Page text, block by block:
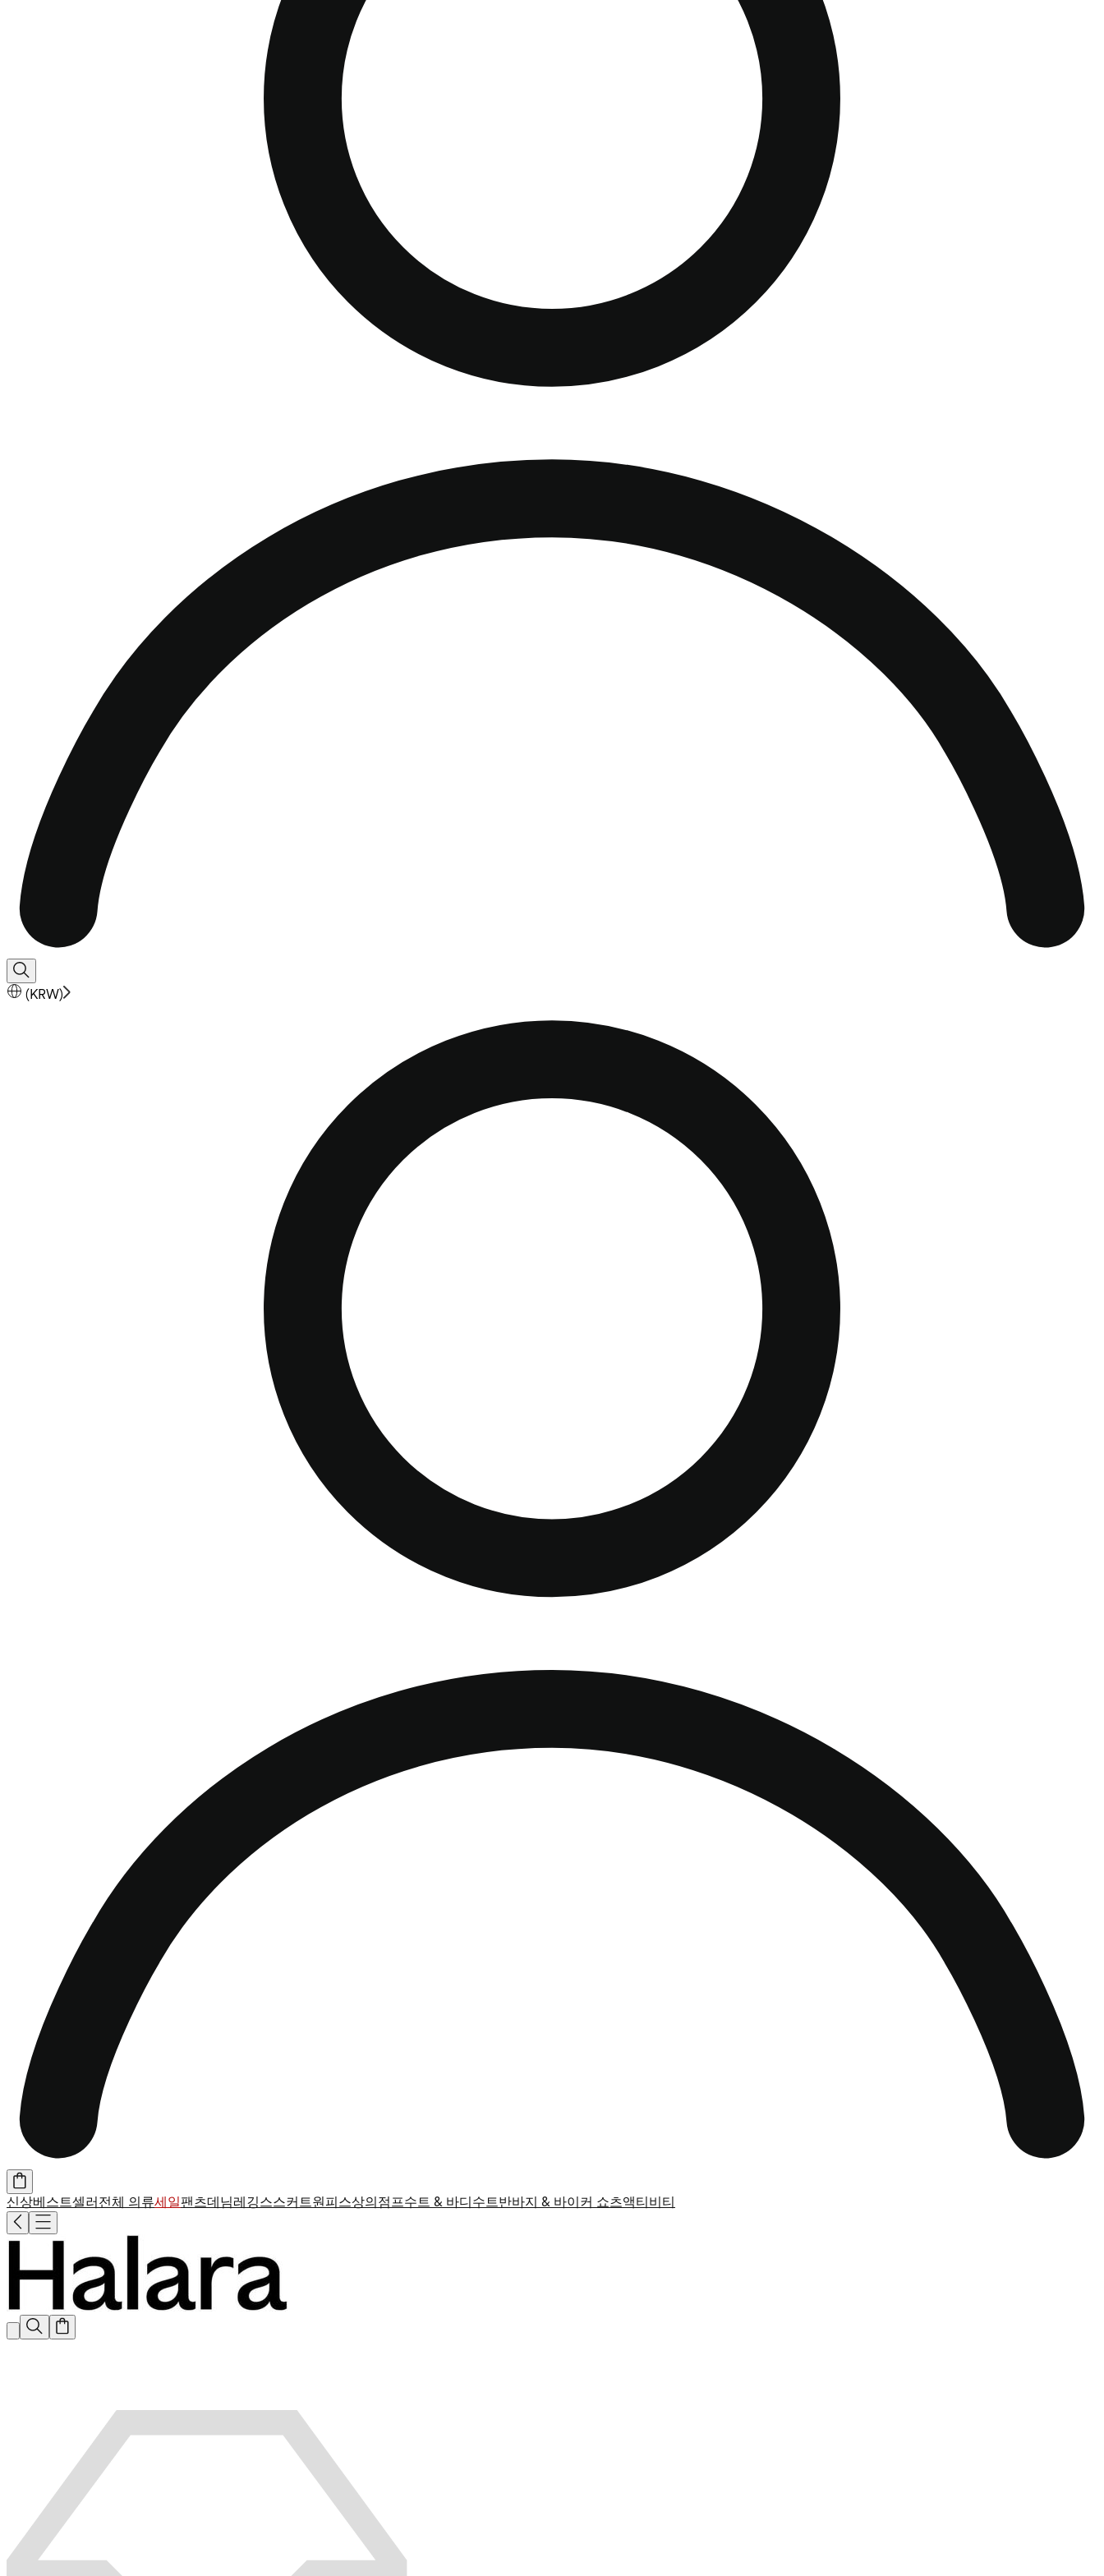
(KRW)
신상베스트셀러전체 의류세일팬츠데님레깅스스커트원피스상의점프수트 & 바디수트반바지 & 바이커 쇼츠액티비티